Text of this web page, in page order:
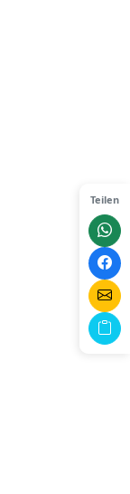
Teilen